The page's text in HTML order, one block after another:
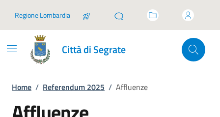
Regione Lombardia
Città di Segrate
Home / Referendum 2025 / Affluenze